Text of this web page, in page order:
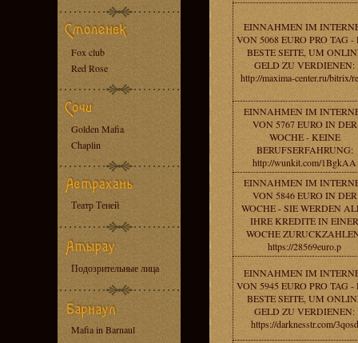
Fox club
Red Rose
Golden Mafia
Chaplin
Театр Теней
Подозрительные лица
Mafia in Barnaul
EINNAHMEN IM
VON 5068 EURO PRO TAG -
BESTE SEITE, UM
GELD ZU VERDIENEN:
http://maxima-center.ru/bitrix/
EINNAHMEN IM
VON 5767 EURO IN DER
WOCHE - KEINE
BERUFSERFAHRUNG:
http://wunkit.com/1BgkAA
EINNAHMEN IM
VON 5846 EURO IN DER
WOCHE - SIE WERDEN
IHRE KREDITE IN EINER
WOCHE
https://28569euro.p
EINNAHMEN IM
VON 5945 EURO PRO TAG -
BESTE SEITE, UM
GELD ZU VERDIENEN:
https://darknesstr.com/3qosd